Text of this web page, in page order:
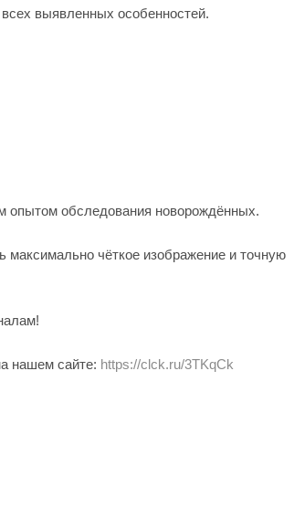
выявленных особенностей.
опытом обследования новорождённых.
максимально чёткое изображение и точную
нашем сайте: https://clck.ru/3TKqCk